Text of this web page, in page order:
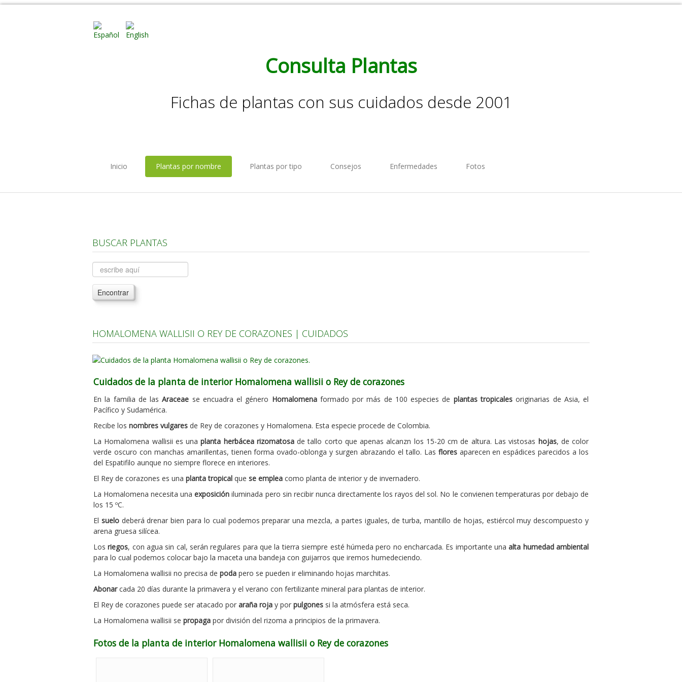
Consulta Plantas
Fichas de plantas con sus cuidados desde 2001
Inicio Plantas por nombre Plantas por tipo Consejos Enfermedades Fotos
BUSCAR PLANTAS
Encontrar
HOMALOMENA WALLISII O REY DE CORAZONES | CUIDADOS
Cuidados de la planta de interior Homalomena wallisii o Rey de corazones
En la familia de lasAraceae se encuadra el género Homalomenaformado por más de 100 especies de plantas tropicalesoriginarias de Asia, el
Pacífico y Sudamérica.
Recibe los nombres vulgares de Rey de corazones y Homalomena. Esta especie procede de Colombia.
La Homalomena wallisii es unaplanta herbácea rizomatosade tallo corto que apenas alcanzn los 15-20 cm de altura. Las vistosas hojas, de color
verde oscuro con manchas amarillentas, tienen forma ovado-oblonga y surgen abrazando el tallo. Las floresaparecen en espádices parecidos a los
del Espatifilo aunque no siempre florece en interiores.
El Rey de corazones es una planta tropical que se emplea como planta de interior y de invernadero.
La Homalomena necesita unaexposición iluminada pero sin recibir nunca directamente los rayos del sol. No le convienen temperaturas por debajo de
los 15 ºC.
El suelodeberá drenar bien para lo cual podemos preparar una mezcla, a partes iguales, de turba, mantillo de hojas, estiércol muy descompuesto y
arena gruesa silícea.
Losriegos, con agua sin cal, serán regulares para que la tierra siempre esté húmeda pero no encharcada. Es importante unaalta humedad ambiental
para lo cual podemos colocar bajo la maceta una bandeja con guijarros que iremos humedeciendo.
La Homalomena wallisii no precisa de poda pero se pueden ir eliminando hojas marchitas.
Abonarcada 20 días durante la primavera y el verano con fertilizante mineral para plantas de interior.
El Rey de corazones puede ser atacado por araña roja y por pulgones si la atmósfera está seca.
La Homalomena wallisii se propaga por división del rizoma a principios de la primavera.
Fotos de la planta de interior Homalomena wallisii o Rey de corazones